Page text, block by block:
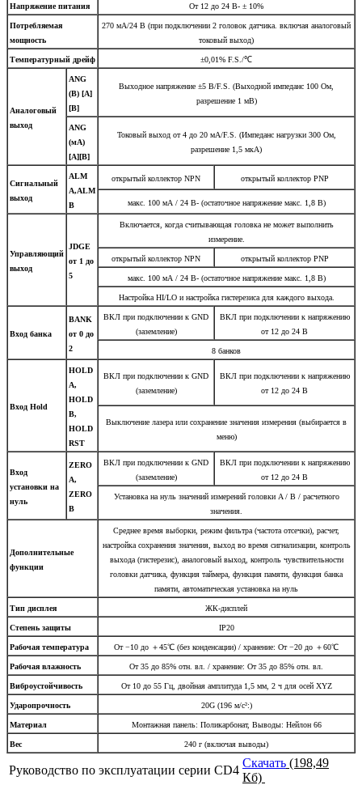
Напряжение питания От 12 до 24 В- ± 10%
Потребляемая
мощность
270 мА/24 В (при подключении 2 головок датчика. включая аналоговый
токовый выход)
Температурный дрейф ±0,01% F.S./℃
Аналоговый
выход
ANG
(В) [A]
[B]
Выходное напряжение ±5 В/F.S. (Выходной импеданс 100 Ом,
разрешение 1 мВ)
ANG
(мА)
[A][B]
Токовый выход от 4 до 20 мА/F.S. (Импеданс нагрузки 300 Ом,
разрешение 1,5 мкА)
Сигнальный
выход
ALM
A,ALM
B
открытый коллектор NPN открытый коллектор PNP
макс. 100 мА / 24 В- (остаточное напряжение макс. 1,8 В)
Управляющий
выход
JDGE
от 1 до
5
Включается, когда считывающая головка не может выполнить
измерение.
открытый коллектор NPN открытый коллектор PNP
макс. 100 мА / 24 В- (остаточное напряжение макс. 1,8 В)
Настройка HI/LO и настройка гистерезиса для каждого выхода.
Вход банка
BANK
от 0 до
2
ВКЛ при подключении к GND
(заземление)
ВКЛ при подключении к напряжению
от 12 до 24 В
8 банков
Вход Hold
HOLD
A,
HOLD
B,
HOLD
RST
ВКЛ при подключении к GND
(заземление)
ВКЛ при подключении к напряжению
от 12 до 24 В
Выключение лазера или сохранение значения измерения (выбирается в
меню)
Вход
установки на
нуль
ZERO
A,
ZERO
B
ВКЛ при подключении к GND
(заземление)
ВКЛ при подключении к напряжению
от 12 до 24 В
Установка на нуль значений измерений головки A / B / расчетного
значения.
Дополнительные
функции
Среднее время выборки, режим фильтра (частота отсечки), расчет,
настройка сохранения значения, выход во время сигнализации, контроль
выхода (гистерезис), аналоговый выход, контроль чувствительности
головки датчика, функция таймера, функция памяти, функция банка
памяти, автоматическая установка на нуль
Тип дисплея ЖК-дисплей
Степень защиты IP20
Рабочая температура От −10 до ＋45℃ (без конденсации) / хранение: От −20 до ＋60℃
Рабочая влажность От 35 до 85% отн. вл. / хранение: От 35 до 85% отн. вл.
Виброустойчивость От 10 до 55 Гц, двойная амплитуда 1,5 мм, 2 ч для осей XYZ
Ударопрочность 20G (196 м/с²:)
Материал Монтажная панель: Поликарбонат, Выводы: Нейлон 66
Вес 240 г (включая выводы)
Руководство по эксплуатации серии CD4
Скачать (198,49
Кб)